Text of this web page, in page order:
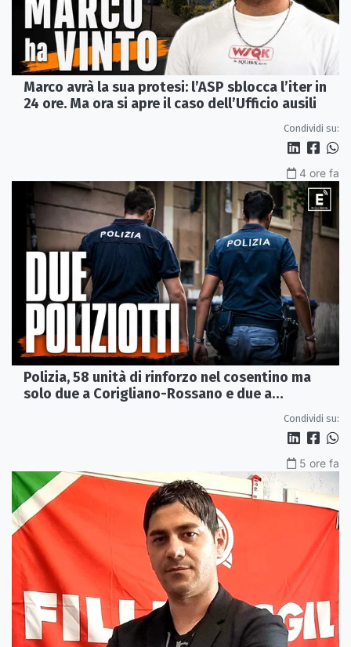
Marco avrà la sua protesi: l’ASP sblocca l’iter in
24 ore. Ma ora si apre il caso dell’Ufficio ausili
Condividi su:
4 ore fa
Polizia, 58 unità di rinforzo nel cosentino ma
solo due a Corigliano-Rossano e due a
Condividi su:
5 ore fa